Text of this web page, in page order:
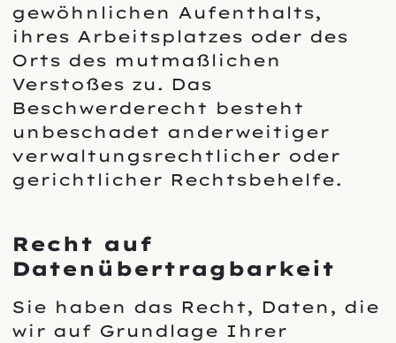
gewöhnlichen Aufenthalts,
ihres Arbeitsplatzes oder des
Orts des mutmaßlichen
Verstoßes zu. Das
Beschwerderecht besteht
unbeschadet anderweitiger
verwaltungsrechtlicher oder
gerichtlicher Rechtsbehelfe.
Recht auf
Datenübertragbarkeit
Sie haben das Recht, Daten, die
wir auf Grundlage Ihrer